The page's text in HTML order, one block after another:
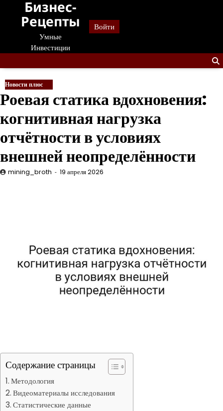
Перейти
содержанию
Бизнес-
Рецепты
Умные
Инвестиции
Войти
Новости плюс
Роевая статика вдохновения:
когнитивная нагрузка
отчётности в условиях
внешней неопределённости
mining_broth 19 апреля 2026
Содержание страницы
Методология
Видеоматериалы исследования
Статистические данные